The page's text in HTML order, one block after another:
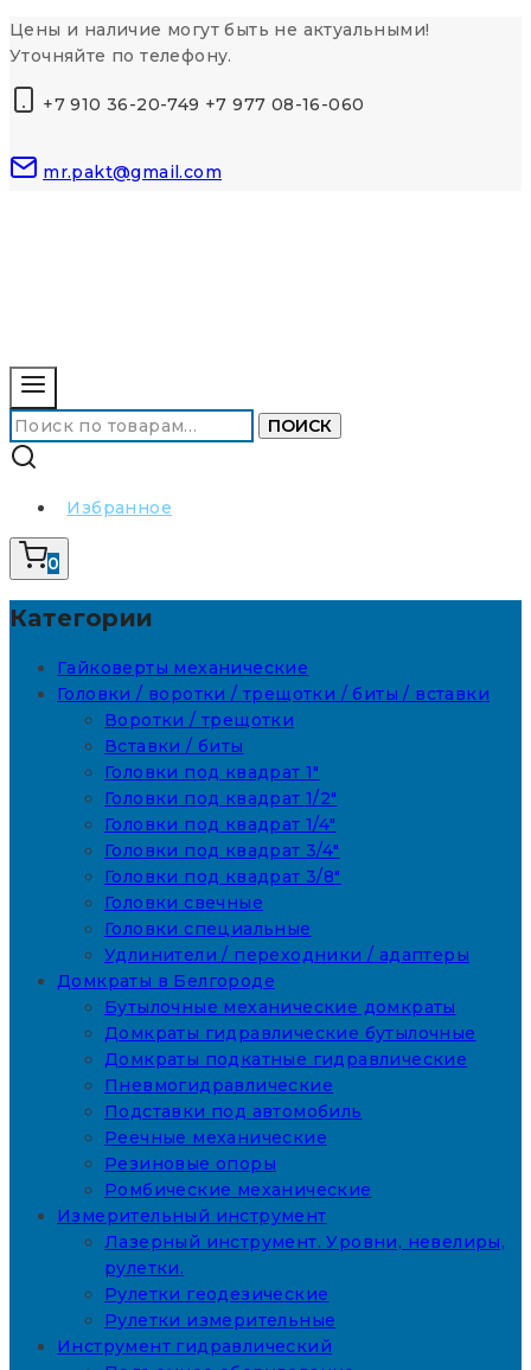
Перейти
к
Цены и наличие могут быть не актуальными!
Уточняйте по телефону.
+7 910 36-20-749 +7 977 08-16-060
mr.pakt@gmail.com
Искать: ПОИСК
Избранное
0
Категории
Гайковерты механические
Головки / воротки / трещотки / биты / вставки
Воротки / трещотки
Вставки / биты
Головки под квадрат 1"
Головки под квадрат 1/2"
Головки под квадрат 1/4"
Головки под квадрат 3/4"
Головки под квадрат 3/8"
Головки свечные
Головки специальные
Удлинители / переходники / адаптеры
Домкраты в Белгороде
Бутылочные механические домкраты
Домкраты гидравлические бутылочные
Домкраты подкатные гидравлические
Пневмогидравлические
Подставки под автомобиль
Реечные механические
Резиновые опоры
Ромбические механические
Измерительный инструмент
Лазерный инструмент. Уровни, невелиры,
рулетки.
Рулетки геодезические
Рулетки измерительные
Инструмент гидравлический